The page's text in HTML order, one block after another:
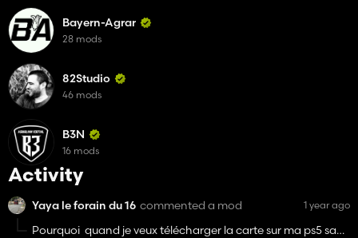
Activity
Yaya le forain du 16 commented a mod 1 year ago
Pourquoi quand je veux télécharger la carte sur ma ps5 sa
Bayern-Agrar
28 mods
82Studio
46 mods
B3N
16 mods